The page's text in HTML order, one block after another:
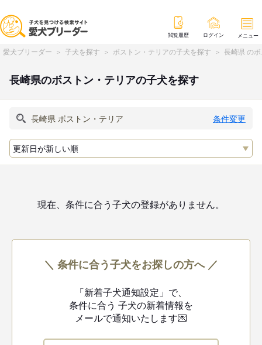
閲覧履歴 ログイン メニュー
愛犬ブリーダー 子犬を探す ボストン・テリアの子犬を探す 長崎県 の
長崎県のボストン・テリアの子犬を探す
条件変更
現在、条件に合う子犬の登録がありません。
＼ 条件に合う子犬をお探しの方へ ／
「新着子犬通知設定」で、
条件に合う 子犬の新着情報を
メールで通知いたします💌